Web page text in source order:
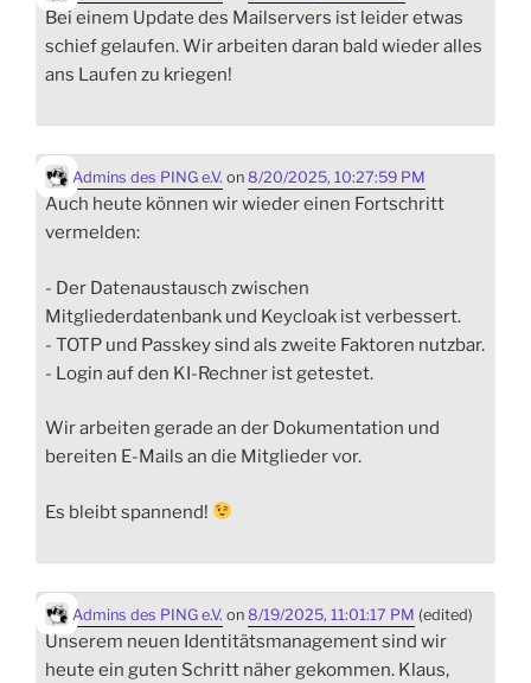
Bei einem Update des Mailservers ist leider etwas
schief gelaufen. Wir arbeiten daran bald wieder alles
ans Laufen zu kriegen!
Admins des PING e.V. on 8/20/2025, 10:27:59 PM
Auch heute können wir wieder einen Fortschritt
vermelden:
- Der Datenaustausch zwischen
Mitgliederdatenbank und Keycloak ist verbessert.
- TOTP und Passkey sind als zweite Faktoren nutzbar.
- Login auf den KI-Rechner ist getestet.
Wir arbeiten gerade an der Dokumentation und
bereiten E-Mails an die Mitglieder vor.
Es bleibt spannend!
Admins des PING e.V. on 8/19/2025, 11:01:17 PM (edited)
Unserem neuen Identitätsmanagement sind wir
heute ein guten Schritt näher gekommen. Klaus,